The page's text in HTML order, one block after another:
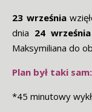
23 września
dnia 24 września
Maksymiliana do
Plan był taki sam:
*45 minutowy